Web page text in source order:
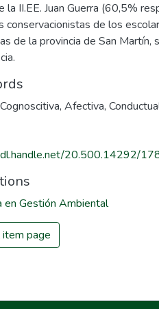
la II.EE. Juan Guerra (60,5%
conservacionistas de los
de la provincia de San
Cognoscitiva, Afectiva,
20.500.14292/
en Gestión Ambiental
item page